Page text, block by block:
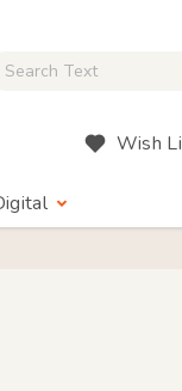
Search box
Wish